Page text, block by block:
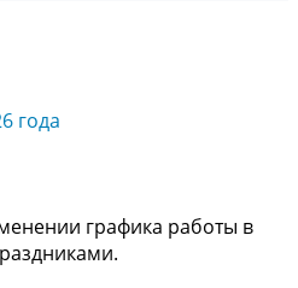
года
графика работы в